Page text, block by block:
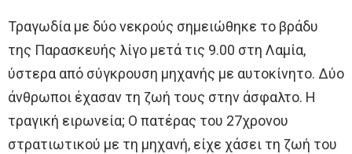
Τραγωδία με δύο νεκρούς σημειώθηκε το βράδυ
της Παρασκευής λίγο μετά τις 9.00 στη Λαμία,
ύστερα από σύγκρουση μηχανής με αυτοκίνητο. Δύο
άνθρωποι έχασαν τη ζωή τους στην άσφαλτο. Η
τραγική ειρωνεία; Ο πατέρας του 27χρονου
στρατιωτικού με τη μηχανή, είχε χάσει τη ζωή του